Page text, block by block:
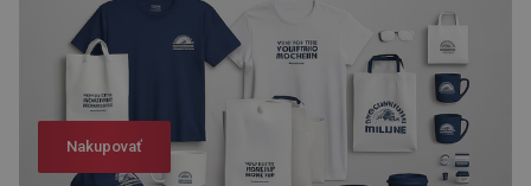
Nakupovať